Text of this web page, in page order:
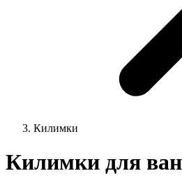
Килимки
Килимки для